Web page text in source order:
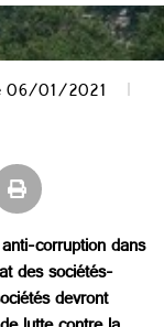
06/01/2021
corruption dans
des sociétés-
devront